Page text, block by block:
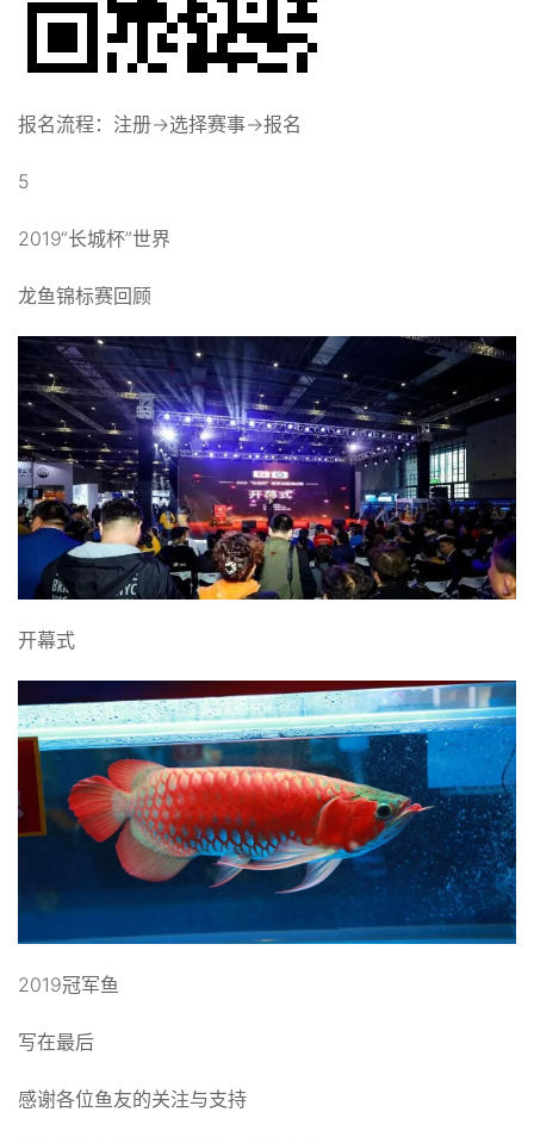
报名流程：注册→选择赛事→报名
5
2019“长城杯”世界
龙鱼锦标赛回顾
开幕式
2019冠军鱼
写在最后
感谢各位鱼友的关注与支持